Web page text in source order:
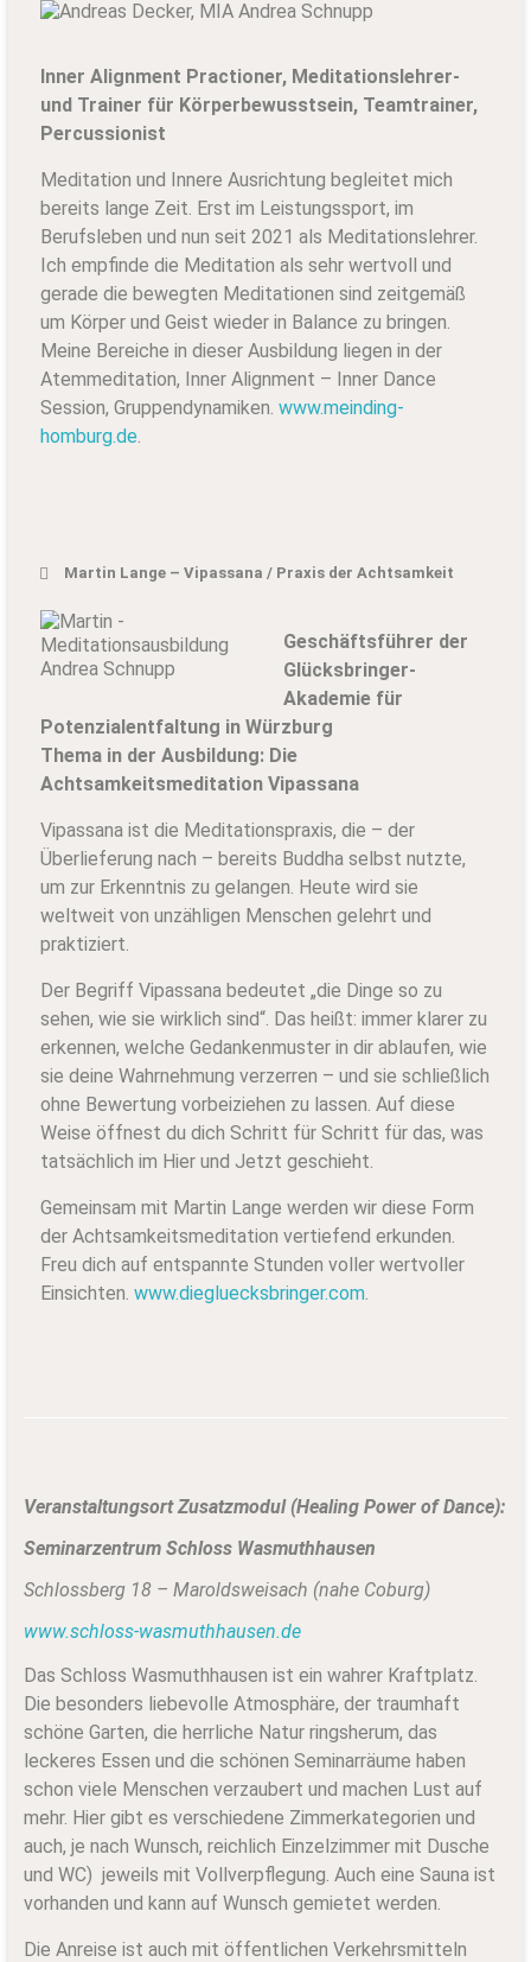
Inner Alignment Practioner, Meditationslehrer-
und Trainer für Körperbewusstsein, Teamtrainer,
Percussionist
Meditation und Innere Ausrichtung begleitet mich
bereits lange Zeit. Erst im Leistungssport, im
Berufsleben und nun seit 2021 als Meditationslehrer.
Ich empfinde die Meditation als sehr wertvoll und
gerade die bewegten Meditationen sind zeitgemäß
um Körper und Geist wieder in Balance zu bringen.
Meine Bereiche in dieser Ausbildung liegen in der
Atemmeditation, Inner Alignment – Inner Dance
Session, Gruppendynamiken. www.meinding-
homburg.de.
Martin Lange – Vipassana / Praxis der Achtsamkeit
Geschäftsführer der
Glücksbringer-
Akademie für
Potenzialentfaltung in Würzburg
Thema in der Ausbildung: Die
Achtsamkeitsmeditation Vipassana
Vipassana ist die Meditationspraxis, die – der
Überlieferung nach – bereits Buddha selbst nutzte,
um zur Erkenntnis zu gelangen. Heute wird sie
weltweit von unzähligen Menschen gelehrt und
praktiziert.
Der Begriff Vipassana bedeutet „die Dinge so zu
sehen, wie sie wirklich sind“. Das heißt: immer klarer zu
erkennen, welche Gedankenmuster in dir ablaufen, wie
sie deine Wahrnehmung verzerren – und sie schließlich
ohne Bewertung vorbeiziehen zu lassen. Auf diese
Weise öffnest du dich Schritt für Schritt für das, was
tatsächlich im Hier und Jetzt geschieht.
Gemeinsam mit Martin Lange werden wir diese Form
der Achtsamkeitsmeditation vertiefend erkunden.
Freu dich auf entspannte Stunden voller wertvoller
Einsichten. www.diegluecksbringer.com.
Veranstaltungsort Zusatzmodul (Healing Power of Dance):
Seminarzentrum Schloss Wasmuthhausen
Schlossberg 18 – Maroldsweisach (nahe Coburg)
www.schloss-wasmuthhausen.de
Das Schloss Wasmuthhausen ist ein wahrer Kraftplatz.
Die besonders liebevolle Atmosphäre, der traumhaft
schöne Garten, die herrliche Natur ringsherum, das
leckeres Essen und die schönen Seminarräume haben
schon viele Menschen verzaubert und machen Lust auf
mehr. Hier gibt es verschiedene Zimmerkategorien und
auch, je nach Wunsch, reichlich Einzelzimmer mit Dusche
und WC) jeweils mit Vollverpflegung. Auch eine Sauna ist
vorhanden und kann auf Wunsch gemietet werden.
Die Anreise ist auch mit öffentlichen Verkehrsmitteln